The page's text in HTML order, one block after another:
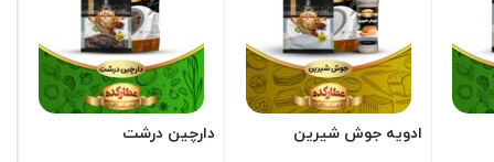
ادویه جوش شیرین دارچین درشت